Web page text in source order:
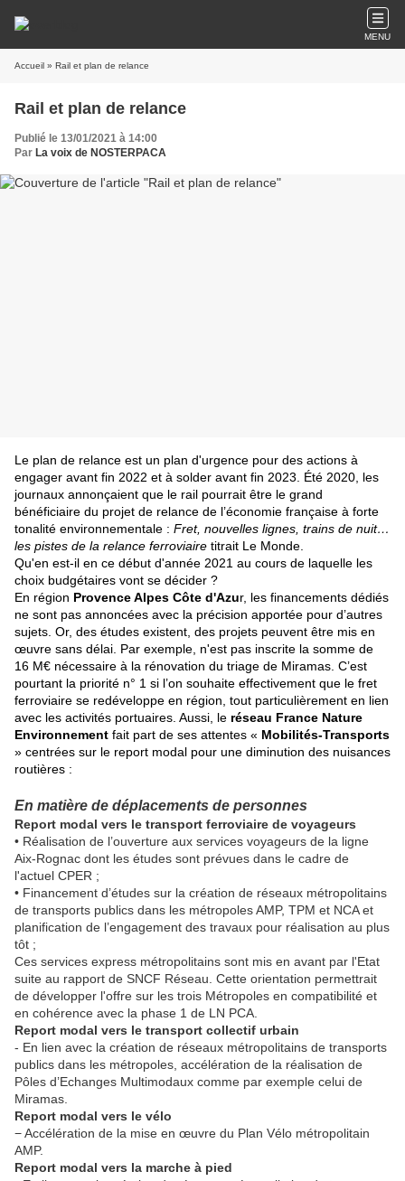
MENU
Accueil » Rail et plan de relance
Rail et plan de relance
Publié le 13/01/2021 à 14:00
Par La voix de NOSTERPACA
Le plan de relance est un plan d'urgence pour des actions à
engager avant fin 2022 et à solder avant fin 2023. Été 2020, les
journaux annonçaient que le rail pourrait être le grand
bénéficiaire du projet de relance de l’économie française à forte
tonalité environnementale : Fret, nouvelles lignes, trains de nuit…
les pistes de la relance ferroviaire titrait Le Monde.
Qu'en est-il en ce début d'année 2021 au cours de laquelle les
choix budgétaires vont se décider ?
En région Provence Alpes Côte d'Azur, les financements dédiés
ne sont pas annoncées avec la précision apportée pour d’autres
sujets. Or, des études existent, des projets peuvent être mis en
œuvre sans délai. Par exemple, n'est pas inscrite la somme de
16 M€ nécessaire à la rénovation du triage de Miramas. C’est
pourtant la priorité n° 1 si l’on souhaite effectivement que le fret
ferroviaire se redéveloppe en région, tout particulièrement en lien
avec les activités portuaires. Aussi, le réseau France Nature
Environnement fait part de ses attentes « Mobilités-Transports
» centrées sur le report modal pour une diminution des nuisances
routières :
En matière de déplacements de personnes
Report modal vers le transport ferroviaire de voyageurs
• Réalisation de l’ouverture aux services voyageurs de la ligne
Aix-Rognac dont les études sont prévues dans le cadre de
l'actuel CPER ;
• Financement d’études sur la création de réseaux métropolitains
de transports publics dans les métropoles AMP, TPM et NCA et
planification de l’engagement des travaux pour réalisation au plus
tôt ;
Ces services express métropolitains sont mis en avant par l'Etat
suite au rapport de SNCF Réseau. Cette orientation permettrait
de développer l'offre sur les trois Métropoles en compatibilité et
en cohérence avec la phase 1 de LN PCA.
Report modal vers le transport collectif urbain
- En lien avec la création de réseaux métropolitains de transports
publics dans les métropoles, accélération de la réalisation de
Pôles d’Echanges Multimodaux comme par exemple celui de
Miramas.
Report modal vers le vélo
− Accélération de la mise en œuvre du Plan Vélo métropolitain
AMP.
Report modal vers la marche à pied